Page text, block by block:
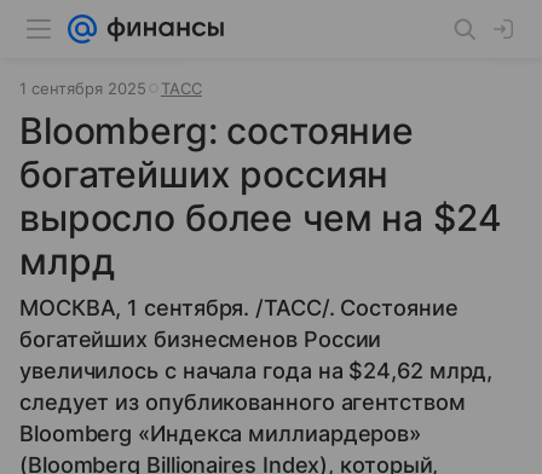
1 сентября 2025 ТАСС
Bloomberg: состояние
богатейших россиян
выросло более чем на $24
млрд
МОСКВА, 1 сентября. /ТАСС/. Состояние
богатейших бизнесменов России
увеличилось с начала года на $24,62 млрд,
следует из опубликованного агентством
Bloomberg «Индекса миллиардеров»
(Bloomberg Billionaires Index), который,